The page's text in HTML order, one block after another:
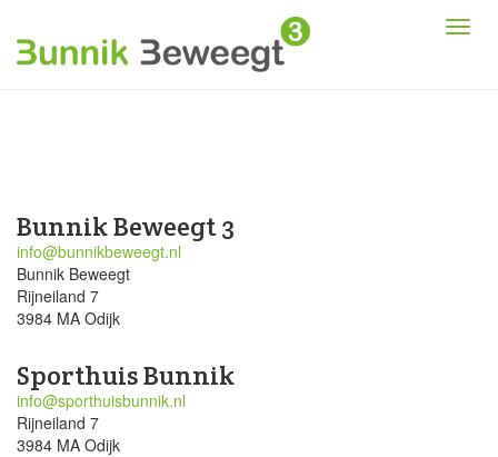
Bunnik Beweegt 3
info@bunnikbeweegt.nl
Bunnik Beweegt
Rijneiland 7
3984 MA Odijk
Sporthuis Bunnik
info@sporthuisbunnik.nl
Rijneiland 7
3984 MA Odijk